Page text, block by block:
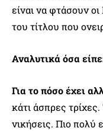
είναι να φτάσουν
του τίτλου που
Αναλυτικά όσα
Για το πόσο έχει
κάτι άσπρες
νικήσεις. Πιο πολύ